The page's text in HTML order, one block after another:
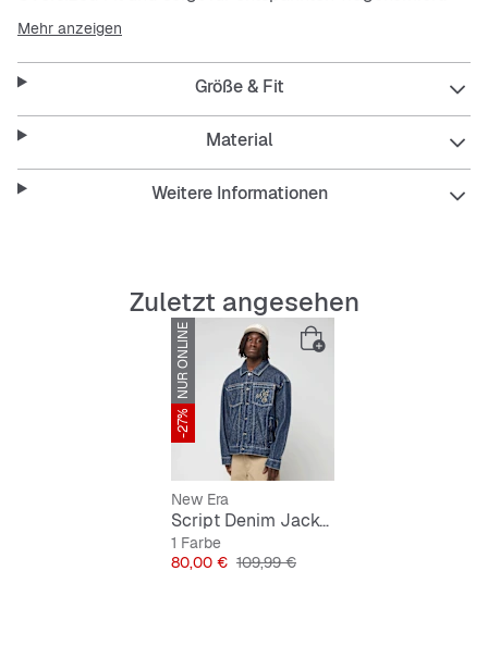
Der Polokragen und die praktischen Einschubtaschen
machen den Look komplett. Robust, atmungsaktiv und
pflegeleicht – ein echtes Must-have für deinen
Kleiderschrank.
Polokragen für einen klassischen Look
Einschubtaschen für deine Essentials
Atmungsaktives und strapazierfähiges Material
Pflegeleicht und langlebig
Mehr anzeigen
Größe & Fit
Material
Weitere Informationen
Zuletzt angesehen
NUR ONLINE
-27%
New Era
Script Denim Jacket
1 Farbe
Preis
80,00 € Originalpreis
109,99 €